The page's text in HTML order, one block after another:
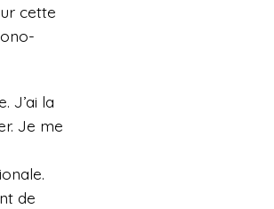
cette
J’ai la
Je me
de